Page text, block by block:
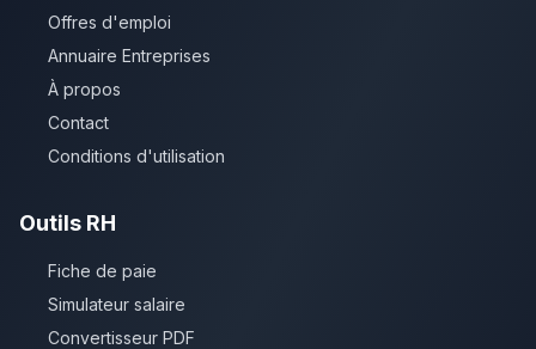
Offres d'emploi
Annuaire Entreprises
À propos
Contact
Conditions d'utilisation
Outils RH
Fiche de paie
Simulateur salaire
Convertisseur PDF